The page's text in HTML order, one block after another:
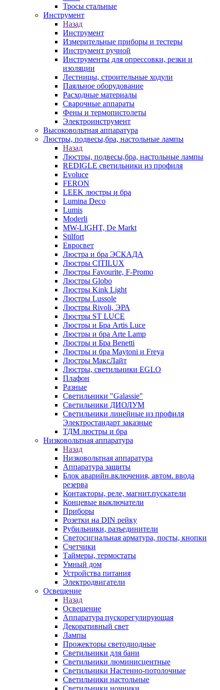
Тросы стальные
Инструмент
Назад
Инструмент
Измерительные приборы и тестеры
Инструмент ручной
Инструменты для опрессовки, резки и
изоляции
Лестницы, строительные ходули
Паяльное оборудование
Расходные материалы
Сварочные аппараты
Фены и термопистолеты
Электроинструмент
Высоковольтная аппаратура
Люстры, подвесы,бра, настольные лампы
Назад
Люстры, подвесы,бра, настольные лампы
REDIGLE светильники из профиля
Evoluce
FERON
LEEK люстры и бра
Lumina Deco
Lumis
Moderli
MW-LIGHT, De Markt
Stilfort
Евросвет
Люстра и бра ЭСКАДА
Люстры CITILUX
Люстры Favourite, F-Promo
Люстры Globo
Люстры Kink Light
Люстры Lussole
Люстры Rivoli, ЭРА
Люстры ST LUCE
Люстры и Бра Artis Luce
Люстры и бра Arte Lamp
Люстры и Бра Benetti
Люстры и бра Maytoni и Freya
Люстры МаксЛайт
Люстры, светильники EGLO
Плафон
Разные
Светильники "Galassie"
Светильники ДИОЛУМ
Светильники линейные из профиля
Электростандарт заказные
ТДМ люстры и бра
Низковольтная аппаратура
Назад
Низковольтная аппаратура
Аппаратура защиты
Блок аварийн.включения, автом. ввода
резерва
Контакторы, реле, магнит.пускатели
Концевые выключатели
Приборы
Розетки на DIN рейку
Рубильники, разъединители
Светосигнальная арматура, посты, кнопки
Счетчики
Таймеры, термостаты
Умный дом
Устройства питания
Электродвигатели
Освещение
Назад
Освещение
Аппаратура пускорегулирующая
Декоративный свет
Лампы
Прожекторы светодиодные
Светильники для бани
Светильники люминисцентные
Светильники Настенно-потолочные
Светильники настольные